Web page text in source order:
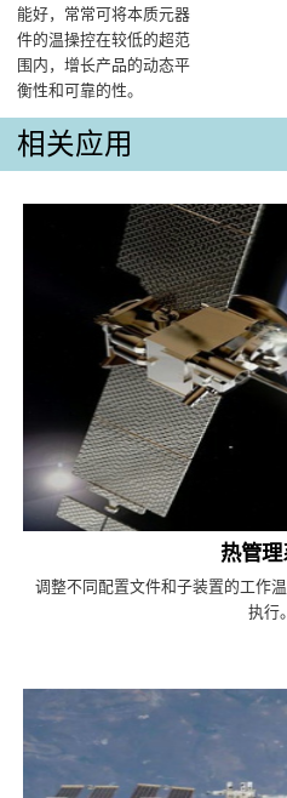
能好，常常可将本质元器
件的温操控在较低的超范
围内，增长产品的动态平
衡性和可靠的性。
相关应用
热管理
调整不同配置文件和子装置的工作
执行。